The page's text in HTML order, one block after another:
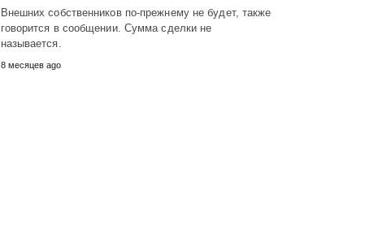
Внешних собственников по-прежнему не будет, также
говорится в сообщении. Сумма сделки не
называется.
8 месяцев ago